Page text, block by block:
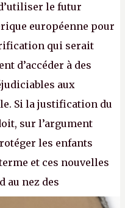
le futur
européenne pour
qui serait
d’accéder à des
aux
Si la justification du
sur l’argument
les enfants
et ces nouvelles
au nez des
la mise en place